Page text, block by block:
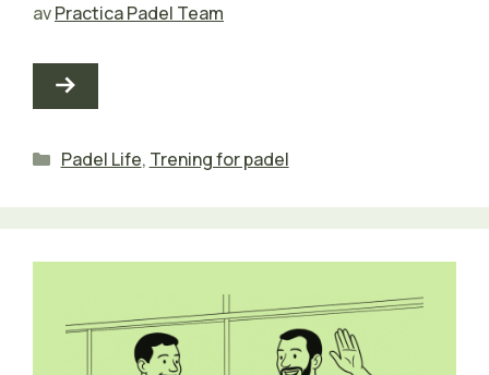
avPractica Padel Team
Kategorier
Padel Life, Trening for padel